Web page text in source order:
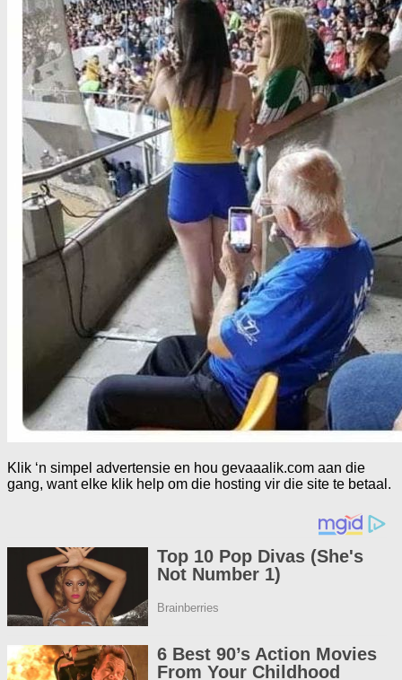
Klik ‘n simpel advertensie en hou gevaaalik.com aan die
gang, want elke klik help om die hosting vir die site te betaal.